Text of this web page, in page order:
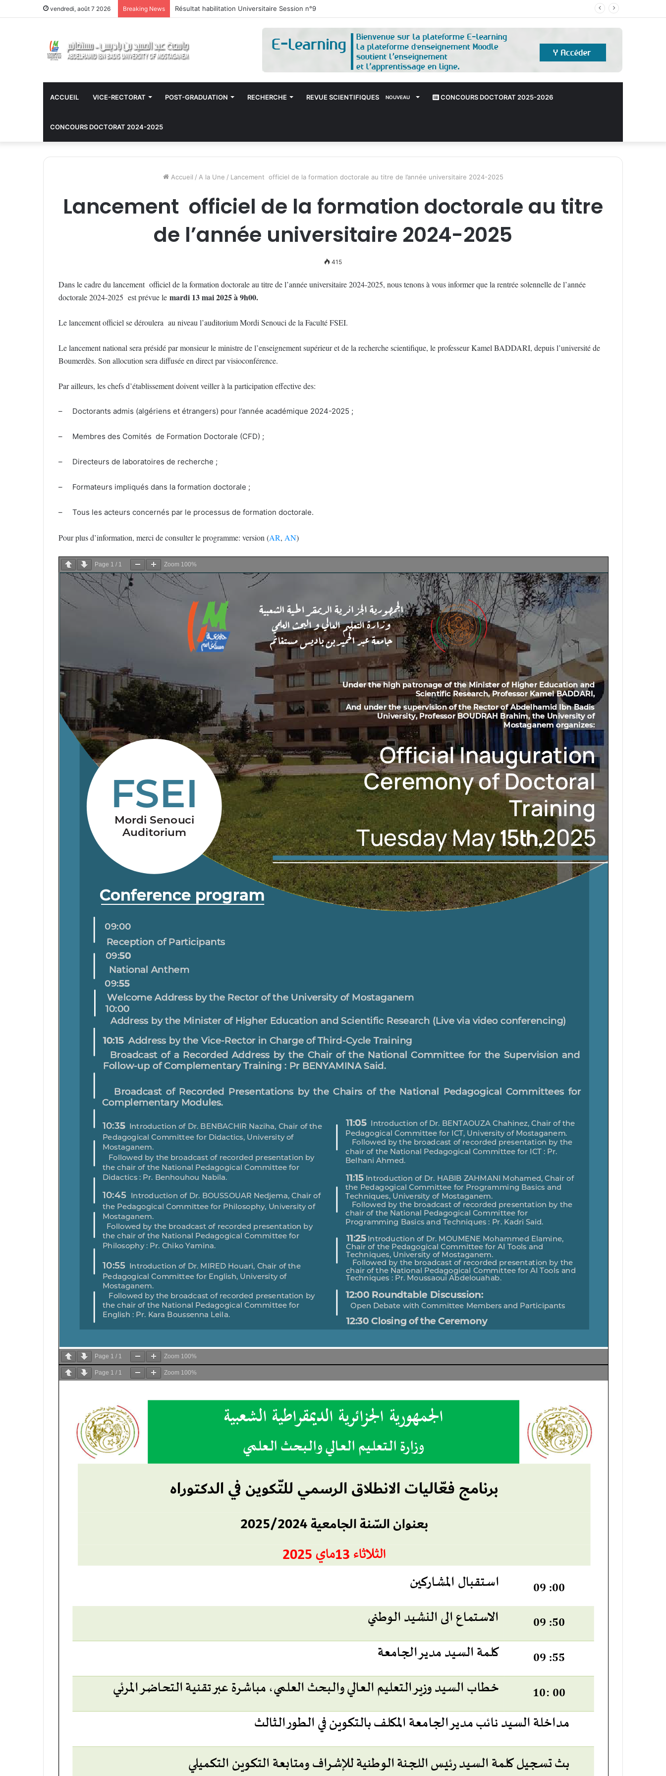
vendredi, août 7 2026 Breaking News Résultat habilitation Universitaire Session n°9
ACCUEIL VICE-RECTORAT POST-GRADUATION RECHERCHE REVUE SCIENTIFIQUES NOUVEAU CONCOURS DOCTORAT 2025-2026
CONCOURS DOCTORAT 2024-2025
Accueil / A la Une / Lancement officiel de la formation doctorale au titre de l’année universitaire 2024-2025
Lancement officiel de la formation doctorale au titre
de l’année universitaire 2024-2025
415
Dans le cadre du lancement officiel de la formation doctorale au titre de l’année universitaire 2024-2025, nous tenons à vous informer que la rentrée solennelle de l’année
doctorale 2024-2025 est prévue le mardi 13 mai 2025à 9h00.
Le lancement officiel se déroulera au niveau l’auditorium Mordi Senouci de la Faculté FSEI.
Le lancement national sera présidé par monsieur le ministre de l’enseignement supérieur et de la recherche scientifique, le professeur Kamel BADDARI, depuis l’université de
Boumerdès. Son allocution sera diffusée en direct par visioconférence.
Par ailleurs, les chefs d’établissement doivent veiller à la participation effective des:
– Doctorants admis (algériens et étrangers) pour l’année académique 2024-2025 ;
– Membres des Comités de Formation Doctorale (CFD) ;
– Directeurs de laboratoires de recherche ;
– Formateurs impliqués dans la formation doctorale ;
– Tous les acteurs concernés par le processus de formation doctorale.
Pour plus d’information, merci de consulter le programme: version (AR, AN)
Page 1 / 1 Zoom 100%
Page 1 / 1 Zoom 100%
Page 1 / 1 Zoom 100%